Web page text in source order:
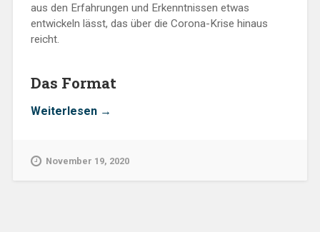
aus den Erfahrungen und Erkenntnissen etwas
entwickeln lässt, das über die Corona-Krise hinaus
reicht.
Das Format
Weiterlesen „Einladung
–
→
November 19, 2020